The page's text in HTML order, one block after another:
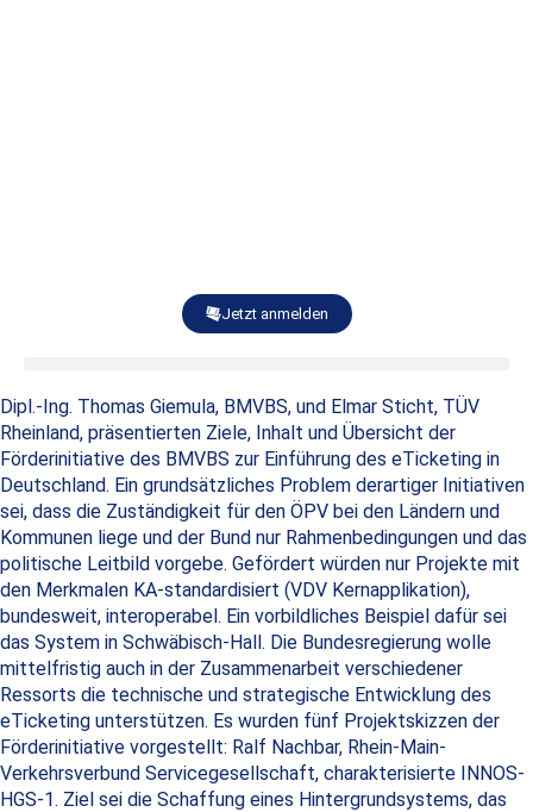
Jetzt anmelden
Dipl.-Ing. Thomas Giemula, BMVBS, und Elmar Sticht, TÜV
Rheinland, präsentierten Ziele, Inhalt und Übersicht der
Förderinitiative des BMVBS zur Einführung des eTicketing in
Deutschland. Ein grundsätzliches Problem derartiger Initiativen
sei, dass die Zuständigkeit für den ÖPV bei den Ländern und
Kommunen liege und der Bund nur Rahmenbedingungen und das
politische Leitbild vorgebe. Gefördert würden nur Projekte mit
den Merkmalen KA-standardisiert (VDV Kernapplikation),
bundesweit, interoperabel. Ein vorbildliches Beispiel dafür sei
das System in Schwäbisch-Hall. Die Bundesregierung wolle
mittelfristig auch in der Zusammenarbeit verschiedener
Ressorts die technische und strategische Entwicklung des
eTicketing unterstützen. Es wurden fünf Projektskizzen der
Förderinitiative vorgestellt: Ralf Nachbar, Rhein-Main-
Verkehrsverbund Servicegesellschaft, charakterisierte INNOS-
HGS-1. Ziel sei die Schaffung eines Hintergrundsystems, das